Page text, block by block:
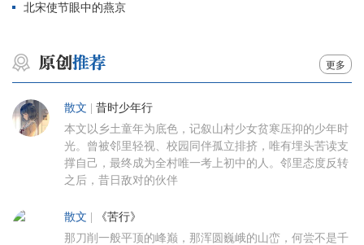
北宋使节眼中的燕京
更多
散文 | 昔时少年行
本文以乡土童年为底色，记叙山村少女贫寒压抑的少年时
光。曾被邻里轻视、校园同伴孤立排挤，唯有埋头苦读支
撑自己，最终成为全村唯一考上初中的人。邻里态度反转
之后，昔日敌对的伙伴
散文 | 《苦行》
那刀削一般平顶的峰巅，那浑圆巍峨的山峦，何尝不是千